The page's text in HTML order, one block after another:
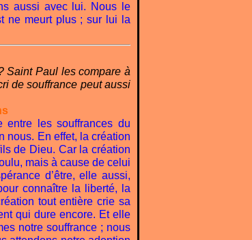
aussi avec lui. Nous le
ne meurt plus ; sur lui la
Saint Paul les compare à
de souffrance peut aussi
entre les souffrances du
nous. En effet, la création
de Dieu. Car la création
mais à cause de celui
d’être, elle aussi,
connaître la liberté, la
tout entière crie sa
qui dure encore. Et elle
notre souffrance ; nous